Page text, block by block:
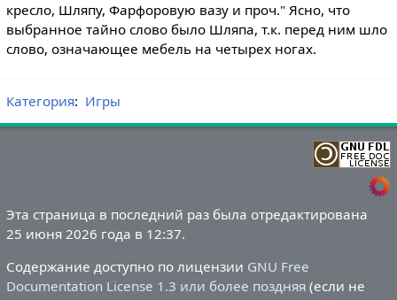
кресло, Шляпу, Фарфоровую вазу и проч." Ясно, что
выбранное тайно слово было Шляпа, т.к. перед ним шло
слово, означающее мебель на четырех ногах.
Категория: Игры
Эта страница в последний раз была отредактирована
25 июня 2026 года в 12:37.
Содержание доступно по лицензии GNU Free
Documentation License 1.3 или более поздняя(если не